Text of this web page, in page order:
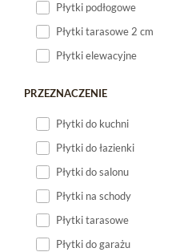
Płytki podłogowe
Płytki tarasowe 2 cm
Płytki elewacyjne
PRZEZNACZENIE
Płytki do kuchni
Płytki do łazienki
Płytki do salonu
Płytki na schody
Płytki tarasowe
Płytki do garażu